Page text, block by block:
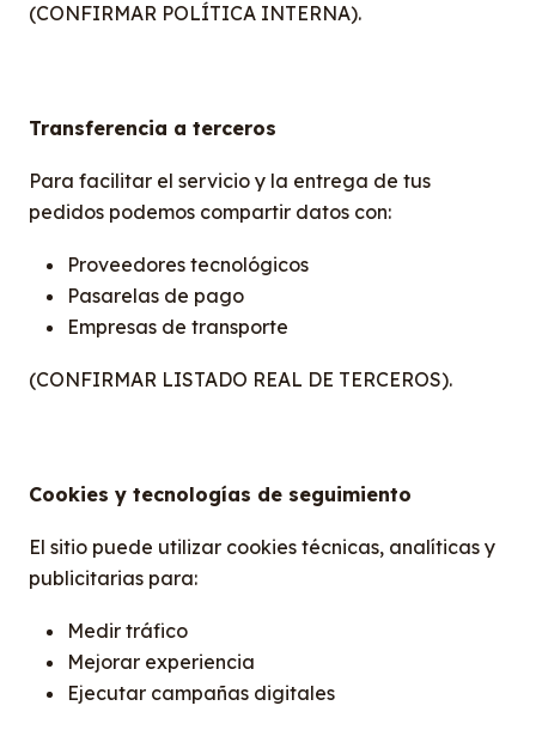
(CONFIRMAR POLÍTICA INTERNA).
Transferencia a terceros
Para facilitar el servicio y la entrega de tus
pedidos podemos compartir datos con:
Proveedores tecnológicos
Pasarelas de pago
Empresas de transporte
(CONFIRMAR LISTADO REAL DE TERCEROS).
Cookies y tecnologías de seguimiento
El sitio puede utilizar cookies técnicas, analíticas y
publicitarias para:
Medir tráfico
Mejorar experiencia
Ejecutar campañas digitales